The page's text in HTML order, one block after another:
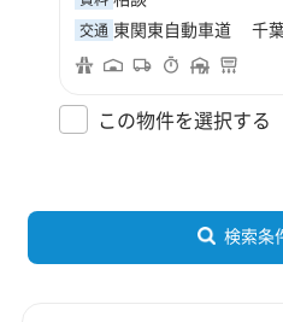
交通 東関東自動車道 千
この物件を選択する
検索条